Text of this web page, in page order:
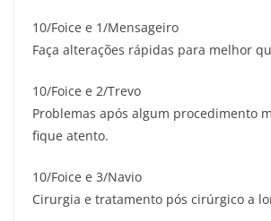
10/Foice e 1/Mensageiro
Faça alterações rápidas para melhor
10/Foice e 2/Trevo
Problemas após algum procedimento
fique atento.
10/Foice e 3/Navio
Cirurgia e tratamento pós cirúrgico a